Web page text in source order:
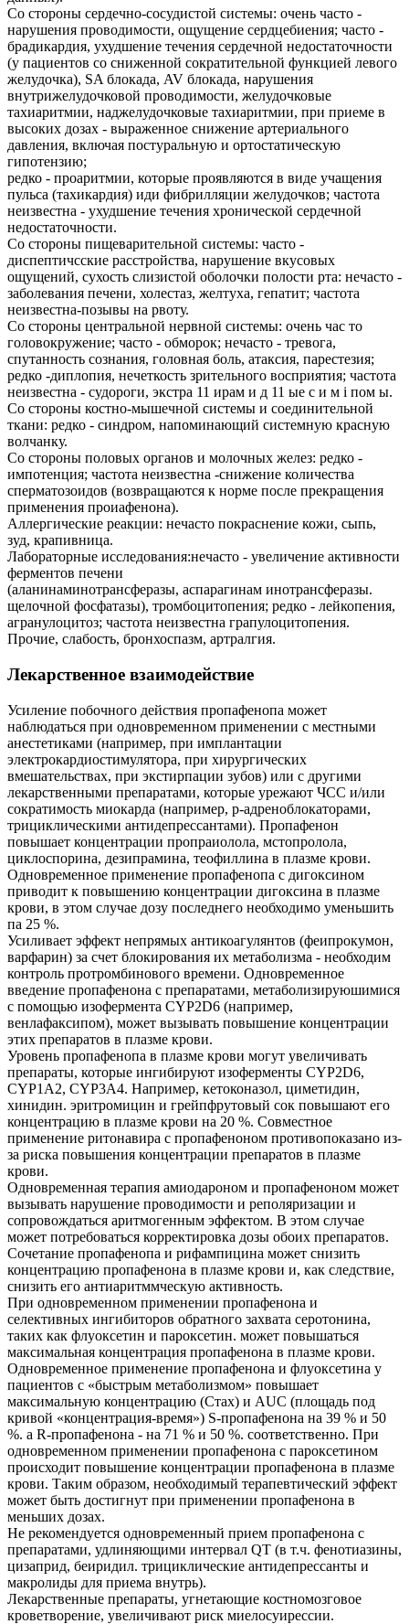
Со стороны сердечно-сосудистой системы: очень часто -
нарушения проводимости, ощущение сердцебиения; часто -
брадикардия, ухудшение течения сердечной недостаточности
(у пациентов со сниженной сократительной функцией левого
желудочка), SA блокада, AV блокада, нарушения
внутрижелудочковой проводимости, желудочковые
тахиаритмии, наджелудочковые тахиаритмии, при приеме в
высоких дозах - выраженное снижение артериального
давления, включая постуральную и ортостатическую
гипотензию;
редко - проаритмии, которые проявляются в виде учащения
пульса (тахикардия) иди фибрилляции желудочков; частота
неизвестна - ухудшение течения хронической сердечной
недостаточности.
Со стороны пищеварительной системы: часто -
диспептичсские расстройства, нарушение вкусовых
ощущений, сухость слизистой оболочки полости рта: нечасто -
заболевания печени, холестаз, желтуха, гепатит; частота
неизвестна-позывы на рвоту.
Со стороны центральной нервной системы: очень час то
головокружение; часто - обморок; нечасто - тревога,
спутанность сознания, головная боль, атаксия, парестезия;
редко -диплопия, нечеткость зрительного восприятия; частота
неизвестна - судороги, экстра 11 ирам и д 11 ые с и м i пом ы.
Со стороны костно-мышечной системы и соединительной
ткани: редко - синдром, напоминающий системную красную
волчанку.
Со стороны половых органов и молочных желез: редко -
импотенция; частота неизвестна -снижение количества
сперматозоидов (возвращаются к норме после прекращения
применения проиафенона).
Аллергические реакции: нечасто покраснение кожи, сыпь,
зуд, крапивница.
Лабораторные исследования:нечасто - увеличение активности
ферментов печени
(аланинаминотрансферазы, аспарагинам инотрансферазы.
щелочной фосфатазы), тромбоцитопения; редко - лейкопения,
агранулоцитоз; частота неизвестна грапулоцитопения.
Прочие, слабость, бронхоспазм, артралгия.
Лекарственное взаимодействие
Усиление побочного действия пропафенопа может
наблюдаться при одновременном применении с местными
анестетиками (например, при имплантации
электрокардиостимулятора, при хирургических
вмешательствах, при экстирпации зубов) или с другими
лекарственными препаратами, которые урежают ЧСС и/или
сократимость миокарда (например, p-адреноблокаторами,
трициклическими антидепрессантами). Пропафенон
повышает концентрации пропраиолола, мстопролола,
циклоспорина, дезипрамина, теофиллина в плазме крови.
Одновременное применение пропафенопа с дигоксином
приводит к повышению концентрации дигоксина в плазме
крови, в этом случае дозу последнего необходимо уменьшить
па 25 %.
Усиливает эффект непрямых антикоагулянтов (феипрокумон,
варфарин) за счет блокирования их метаболизма - необходим
контроль протромбинового времени. Одновременное
введение пропафенона с препаратами, метаболизируюшимися
с помощью изофермента CYP2D6 (например,
венлафаксипом), может вызывать повышение концентрации
этих препаратов в плазме крови.
Уровень пропафенопа в плазме крови могут увеличивать
препараты, которые ингибируют изоферменты CYP2D6,
CYP1A2, CYP3A4. Например, кетоконазол, циметидин,
хинидин. эритромицин и грейпфрутовый сок повышают его
концентрацию в плазме крови на 20 %. Совместное
применение ритонавира с пропафеноном противопоказано из-
за риска повышения концентрации препаратов в плазме
крови.
Одновременная терапия амиодароном и пропафеноном может
вызывать нарушение проводимости и реполяризации и
сопровождаться аритмогенным эффектом. В этом случае
может потребоваться корректировка дозы обоих препаратов.
Сочетание пропафенопа и рифампицина может снизить
концентрацию пропафенона в плазме крови и, как следствие,
снизить его антиаритммческую активность.
При одновременном применении пропафенона и
селективных ингибиторов обратного захвата серотонина,
таких как флуоксетин и пароксетин. может повышаться
максимальная концентрация пропафенона в плазме крови.
Одновременное применение пропафенона и флуоксетина у
пациентов с «быстрым метаболизмом» повышает
максимальную концентрацию (Стах) и AUC (площадь под
кривой «концентрация-время») S-пропафенона на 39 % и 50
%. а R-пропафенона - на 71 % и 50 %. соответственно. При
одновременном применении пропафенона с пароксетином
происходит повышение концентрации пропафенона в плазме
крови. Таким образом, необходимый терапевтический эффект
может быть достигнут при применении пропафенона в
меньших дозах.
Не рекомендуется одновременный прием пропафенона с
препаратами, удлиняющими интервал QT (в т.ч. фенотиазины,
цизаприд, беиридил. трициклические антидепрессанты и
макролиды для приема внутрь).
Лекарственные препараты, угнетающие костномозговое
кроветворение, увеличивают риск миелосуирессии.